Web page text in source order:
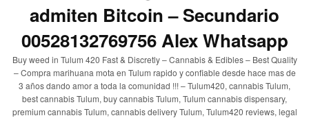
admiten Bitcoin – Secundario
00528132769756 Alex Whatsapp
Buy weed in Tulum 420 Fast & Discretly – Cannabis & Edibles – Best Quality
– Compra marihuana mota en Tulum rapido y confiable desde hace mas de
3 años dando amor a toda la comunidad !!! – Tulum420, cannabis Tulum,
best cannabis Tulum, buy cannabis Tulum, Tulum cannabis dispensary,
premium cannabis Tulum, cannabis delivery Tulum, Tulum420 reviews, legal